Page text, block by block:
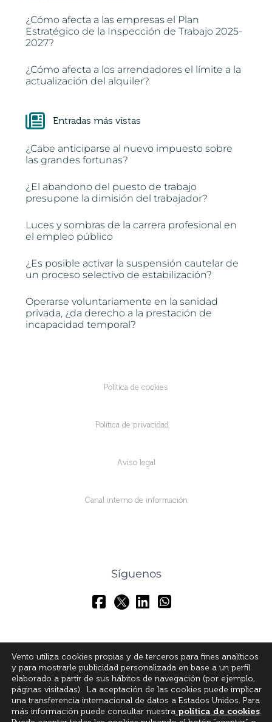
¿Cómo afecta a las empresas el Plan
Estratégico de la Inspección de Trabajo 2025-
2027?
¿Cómo afecta a los arrendadores el límite a la
actualización del alquiler?
Entradas más vistas
¿Cabe anticiparse al nuevo impuesto sobre
las grandes fortunas?
¿El abandono del puesto de trabajo
presupone la dimisión del trabajador?
Luces y sombras de la carrera profesional en
el empleo público
¿Es posible activar la suspensión cautelar de
un proceso selectivo de estabilización?
Operarse voluntariamente en la sanidad
privada, ¿da derecho a la prestación de
incapacidad temporal?
Política de cookies
Política de privacidad
Aviso legal
Canal interno de información
Síguenos
© All Rights Reserved
Vento utiliza cookies propias y de terceros para fines analíticos
y para mostrarle publicidad personalizada en base a un perfil
elaborado a partir de sus hábitos de navegación (por ejemplo,
páginas visitadas). La aceptación de las cookies puede implicar
una transferencia internacional de datos a Estados Unidos. Para
más información puede consultar nuestra política de cookies.